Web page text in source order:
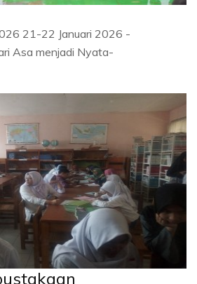
21-22 Januari 2026 -
Asa menjadi Nyata-